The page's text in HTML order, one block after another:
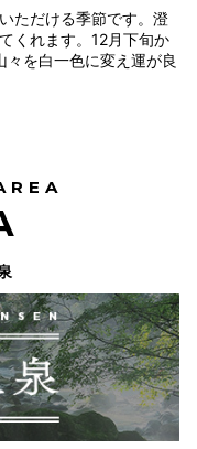
ただける季節です。澄
くれます。12月下旬か
々を白一色に変え運が良